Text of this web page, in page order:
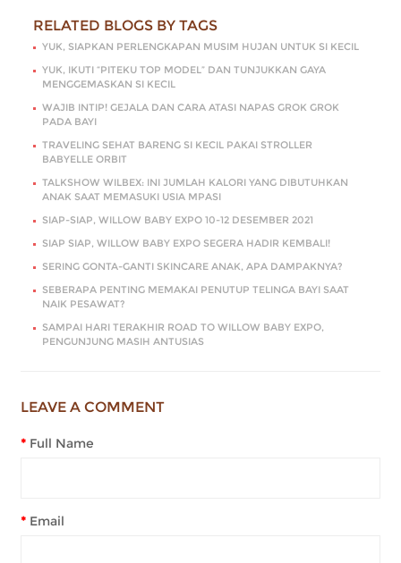
RELATED BLOGS BY TAGS
YUK, SIAPKAN PERLENGKAPAN MUSIM HUJAN UNTUK SI KECIL
YUK, IKUTI “PITEKU TOP MODEL” DAN TUNJUKKAN GAYA
MENGGEMASKAN SI KECIL
WAJIB INTIP! GEJALA DAN CARA ATASI NAPAS GROK GROK
PADA BAYI
TRAVELING SEHAT BARENG SI KECIL PAKAI STROLLER
BABYELLE ORBIT
TALKSHOW WILBEX: INI JUMLAH KALORI YANG DIBUTUHKAN
ANAK SAAT MEMASUKI USIA MPASI
SIAP-SIAP, WILLOW BABY EXPO 10-12 DESEMBER 2021
SIAP SIAP, WILLOW BABY EXPO SEGERA HADIR KEMBALI!
SERING GONTA-GANTI SKINCARE ANAK, APA DAMPAKNYA?
SEBERAPA PENTING MEMAKAI PENUTUP TELINGA BAYI SAAT
NAIK PESAWAT?
SAMPAI HARI TERAKHIR ROAD TO WILLOW BABY EXPO,
PENGUNJUNG MASIH ANTUSIAS
LEAVE A COMMENT
Full Name
Email